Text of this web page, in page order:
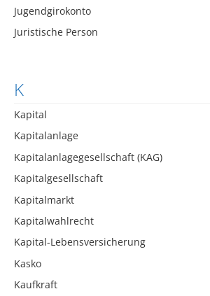
Jugendgirokonto
Juristische Person
K
Kapital
Kapitalanlage
Kapitalanlagegesellschaft (KAG)
Kapitalgesellschaft
Kapitalmarkt
Kapitalwahlrecht
Kapital-Lebensversicherung
Kasko
Kaufkraft